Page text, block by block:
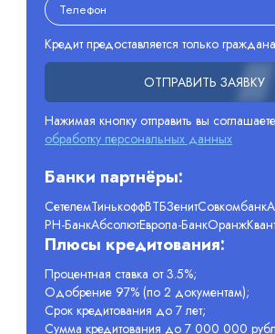
Кредит предоставляется только
ОТПРАВИТЬ ЗАЯВКУ
Нажимая кнопку отправить вы
обработку персональных данных
Банки партнёры:
СетелемТинькоффВТБЗенитСовкомбанк
РН-БанкАбсолютЕвропа-БанкОранж
Плюсы кредитования:
Процентная ставка от 3.5%;
Одобрение 97% (по 2 документам);
Срок кредитования до 7 лет;
Сумма кредитования до 7 000 000